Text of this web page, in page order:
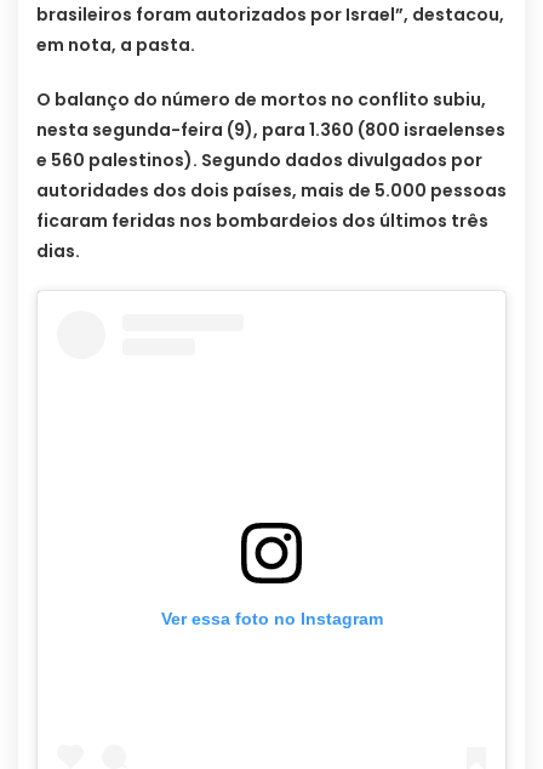
brasileiros foram autorizados por Israel”, destacou,
em nota, a pasta.
O balanço do número de mortos no conflito subiu,
nesta segunda-feira (9), para 1.360 (800 israelenses
e 560 palestinos). Segundo dados divulgados por
autoridades dos dois países, mais de 5.000 pessoas
ficaram feridas nos bombardeios dos últimos três
dias.
Ver essa foto no Instagram